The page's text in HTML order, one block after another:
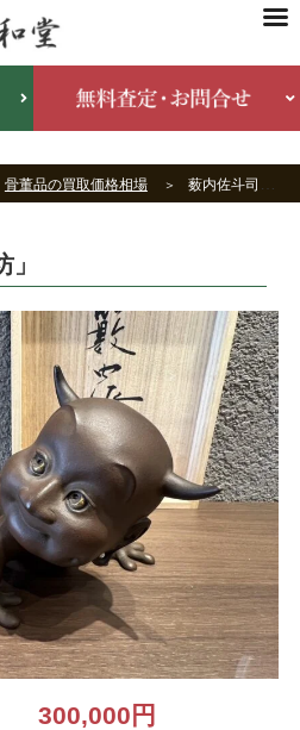
骨董品の買取価格相場 薮内佐斗司「家守坊」
300,000円